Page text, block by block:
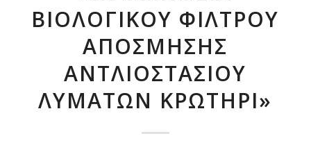
ΒΙΟΛΟΓΙΚΟΥ ΦΙΛΤΡΟΥ
ΑΠΟΣΜΗΣΗΣ
ΑΝΤΛΙΟΣΤΑΣΙΟΥ
ΛΥΜΑΤΩΝ ΚΡΩΤΗΡΙ»